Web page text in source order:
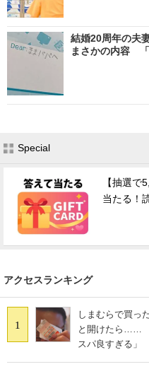
結婚20周年の夫
まさかの内容
Special
【抽選で
当たる！
アクセスランキング
1
しまむらで買っ
と開けたら……
スパ良すぎる」